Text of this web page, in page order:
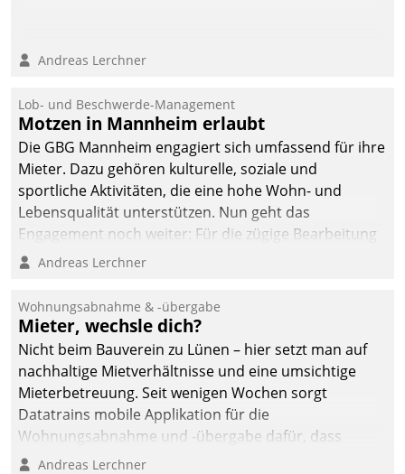
Andreas Lerchner
Lob- und Beschwerde-Management
Motzen in Mannheim erlaubt
Die GBG Mannheim engagiert sich umfassend für ihre
Mieter. Dazu gehören kulturelle, soziale und
sportliche Aktivitäten, die eine hohe Wohn- und
Lebensqualität unterstützen. Nun geht das
Engagement noch weiter: Für die zügige Bearbeitung
von Beschwerden – oder Lob – richtet das
und Beschwerde-Management einen eigenen Kanal
ein.
Andreas Lerchner
Wohnungsabnahme & -übergabe
Mieter, wechsle dich?
Nicht beim Bauverein zu Lünen – hier setzt man auf
nachhaltige Mietverhältnisse und eine umsichtige
Mieterbetreuung. Seit wenigen Wochen sorgt
Datatrains mobile Applikation für die
Wohnungsabnahme und -übergabe dafür, dass
Mieter wohlgeordnet kommen und, so es sein muss,
Andreas Lerchner